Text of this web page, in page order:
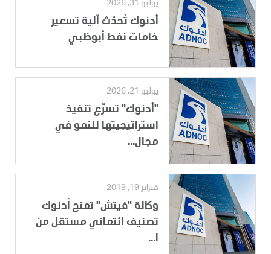
يوليو 31, 2026
أدنوك تُحدّث آلية تسعير
خامات نفط أبوظبي
يوليو 21, 2026
"أدنوك" تسرِّع تنفيذ
استراتيجيتها للنمو في
مجال...
فبراير 19, 2019
وكالة "فيتش" تمنح أدنوك
تصنيف ائتماني مستقل من
ا...